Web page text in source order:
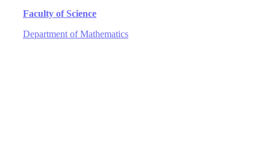
Faculty of Science
Department of Mathematics